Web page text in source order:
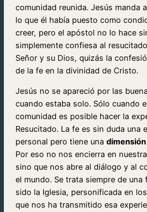
comunidad reunida. Jesús manda
lo que él había puesto como
creer, pero el apóstol no lo hace
simplemente confiesa al
Señor y su Dios, quizás la
de la fe en la divinidad de Cristo.
Jesús no se apareció por las
cuando estaba solo. Sólo cuando
comunidad es posible hacer la
Resucitado. La fe es sin duda una
personal pero tiene una
Por eso no nos encierra en
sino que nos abre al diálogo y al
el mundo. Se trata siempre de una
sido la Iglesia, personificada en
que nos ha transmitido esa